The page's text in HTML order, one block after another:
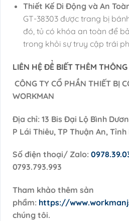
Thiết Kế Di Động và An
GT-38303 được trang bị
đó, tủ có khóa an toàn để
trong khỏi sự truy cập trái
LIÊN HỆ ĐỂ BIẾT THÊM
CÔNG TY CỔ PHẦN THIẾT BỊ
WORKMAN
Địa chỉ: 13 Bis Đại Lộ Bình
P Lái Thiêu, TP Thuận An,
Số điện thoại/ Zalo:
0793.793.993
Tham khảo thêm sản
phẩm: https://
chúng tôi.